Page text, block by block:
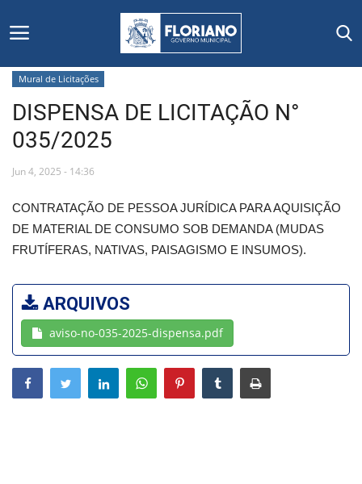
Início
Editais
Secretarias e Órgãos
Notícias
Vídeos
Webmail
Mural de Licitações
DISPENSA DE LICITAÇÃO N°
035/2025
Jun 4, 2025 - 14:36
CONTRATAÇÃO DE PESSOA JURÍDICA PARA AQUISIÇÃO
DE MATERIAL DE CONSUMO SOB DEMANDA (MUDAS
FRUTÍFERAS, NATIVAS, PAISAGISMO E INSUMOS).
ARQUIVOS
aviso-no-035-2025-dispensa.pdf